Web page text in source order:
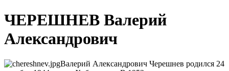
ЧЕРЕШНЕВ Валерий
Александрович
Валерий Александрович Черешнев родился 24